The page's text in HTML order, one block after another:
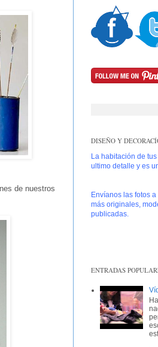
de nuestros
DISEÑO Y
La habitación de
ultimo detalle y es
Envíanos las fotos a
más originales,
publicadas.
ENTRADAS